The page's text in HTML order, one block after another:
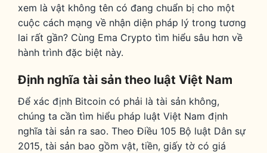
xem là vật không tên có đang chuẩn bị cho một
cuộc cách mạng về nhận diện pháp lý trong tương
lai rất gần? Cùng Ema Crypto tìm hiểu sâu hơn về
hành trình đặc biệt này.
Định nghĩa tài sản theo luật Việt Nam
Để xác định Bitcoin có phải là tài sản không,
chúng ta cần tìm hiểu pháp luật Việt Nam định
nghĩa tài sản ra sao. Theo Điều 105 Bộ luật Dân sự
2015, tài sản bao gồm vật, tiền, giấy tờ có giá